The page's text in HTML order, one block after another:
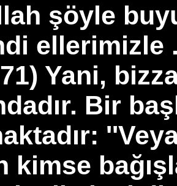
şöyle
ellerimizle
Yani,
Bir
kimse